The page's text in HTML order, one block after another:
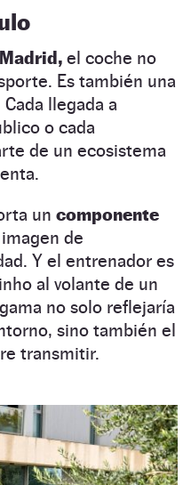
el coche no
Es también una
Cada llegada a
o cada
de un ecosistema
un componente
de
Y el entrenador es
al volante de un
no solo reflejaría
sino también el
transmitir.